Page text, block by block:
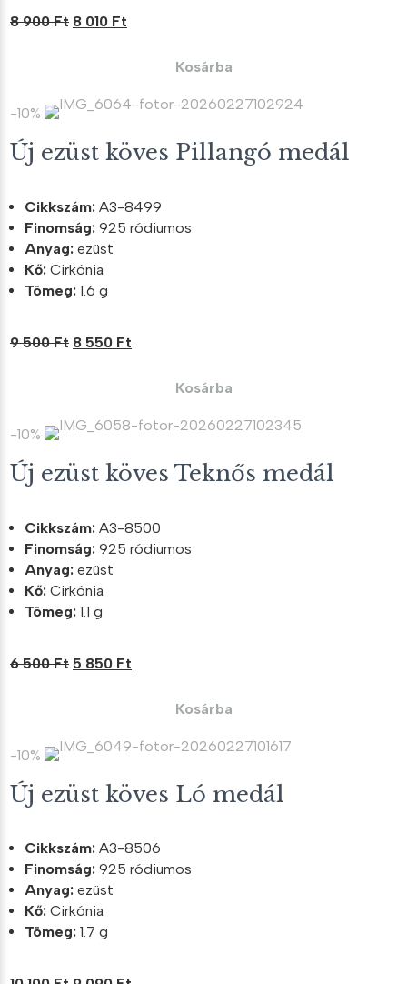
8 900Ft Original
900 Ft.
8 010 Ft
010 Ft.
Kosárba
-10%
Új ezüst köves Pillangó medál
Cikkszám: A3-8499
Finomság: 925 ródiumos
Anyag: ezüst
Kő: Cirkónia
Tömeg: 1.6 g
9 500Ft Original
500 Ft.
8 550 Ft
550 Ft.
Kosárba
-10%
Új ezüst köves Teknős medál
Cikkszám: A3-8500
Finomság: 925 ródiumos
Anyag: ezüst
Kő: Cirkónia
Tömeg: 1.1 g
6 500Ft Original
500 Ft.
5 850 Ft
850 Ft.
Kosárba
-10%
Új ezüst köves Ló medál
Cikkszám: A3-8506
Finomság: 925 ródiumos
Anyag: ezüst
Kő: Cirkónia
Tömeg: 1.7 g